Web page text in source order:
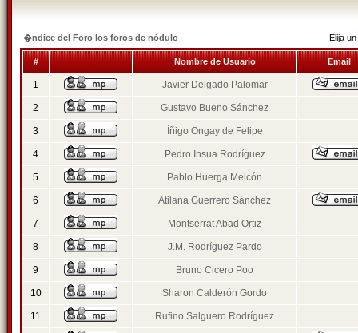
�ndice del Foro los foros de nódulo Elija
# Nombre de Usuario Email
1 Javier Delgado Palomar
2 Gustavo Bueno Sánchez
3 Íñigo Ongay de Felipe
4 Pedro Insua Rodríguez
5 Pablo Huerga Melcón
6 Atilana Guerrero Sánchez
7 Montserrat Abad Ortiz
8 J.M. Rodríguez Pardo
9 Bruno Cicero Poo
10 Sharon Calderón Gordo
11 Rufino Salguero Rodríguez